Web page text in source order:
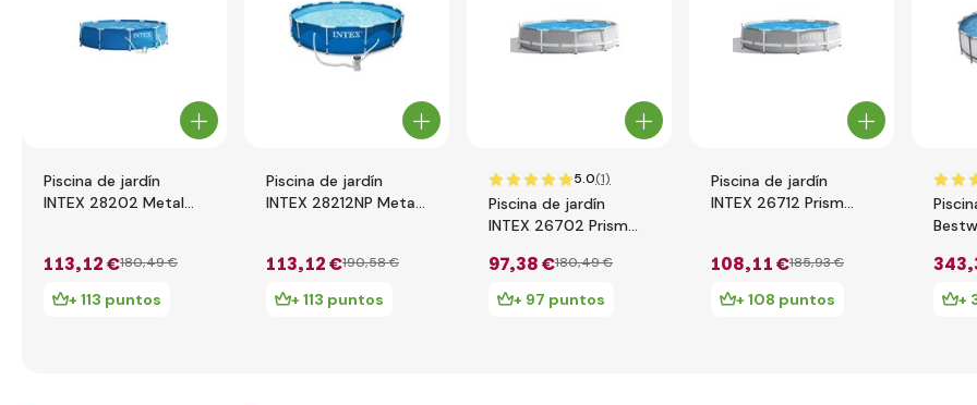
Piscina de jardín
INTEX 28202 Metal
cartucho
113,12 €180,49 €
+ 113 puntos
Piscina de jardín
INTEX 28212NP Metal
cartucho
113,12 €190,58 €
+ 113 puntos
5.0(1)
Piscina de jardín
INTEX 26702 Prism
con filtración de
cartucho
97,38 €180,49 €
+ 97 puntos
Piscina de jardín
INTEX 26712 Prism
cartucho
108,11 €185,93 €
+ 108 puntos
343
+